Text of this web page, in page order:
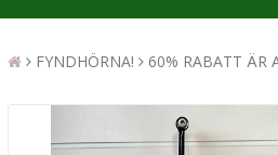
FYNDHÖRNA! 60% RABATT ÄR